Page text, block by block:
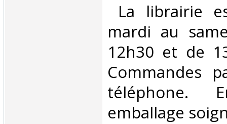
La librairie
mardi au
12h30 et de
Commandes
téléphone.
emballage